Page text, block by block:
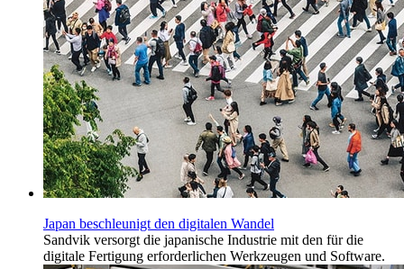
Japan beschleunigt den digitalen Wandel
Sandvik versorgt die japanische Industrie mit den für die
digitale Fertigung erforderlichen Werkzeugen und Software.